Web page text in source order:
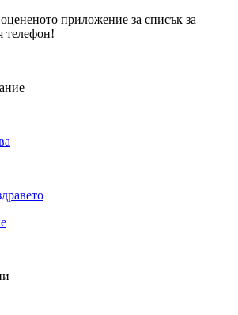
приложение за списък за
телефон!